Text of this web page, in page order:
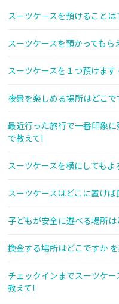
スーツケースを預けること
スーツケースを預かっても
スーツケースを１つ預けます
夜景を楽しめる場所はどこ
最近行った旅行で一番印象
で教えて!
スーツケースを横にしても
スーツケースはどこに置け
子どもが安全に遊べる場所
換金する場所はどこですか
チェックインまでスーツケ
教えて!